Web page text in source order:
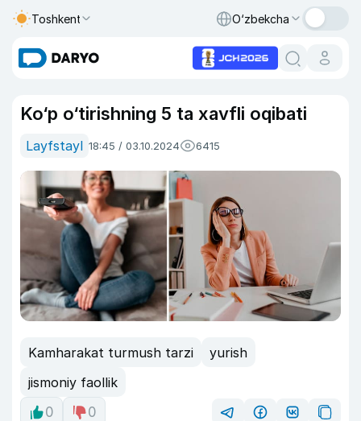
Toshkent O‘zbekcha
Ko‘p o‘tirishning 5 ta xavfli oqibati
Layfstayl 18:45 / 03.10.2024 6415
Kamharakat turmush tarzi
yurish
jismoniy faollik
0
0